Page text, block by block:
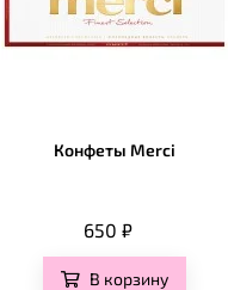
Конфеты Merci
650 ₽
В корзину